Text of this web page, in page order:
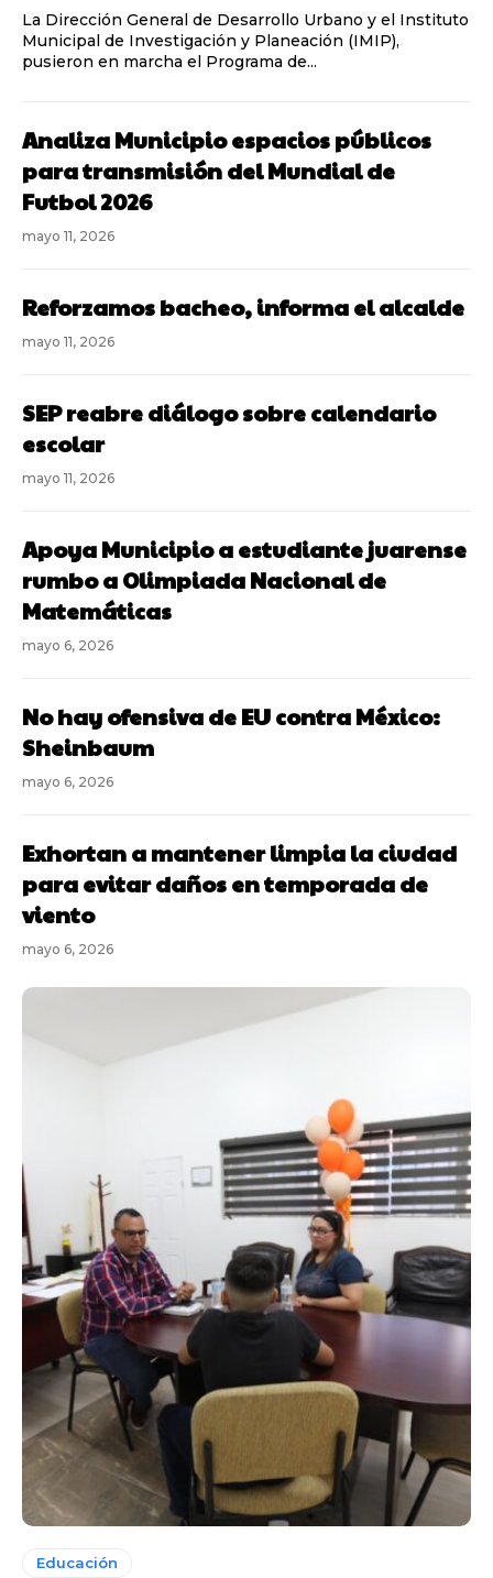
La Dirección General de Desarrollo Urbano y el Instituto
Municipal de Investigación y Planeación (IMIP),
pusieron en marcha el Programa de...
Analiza Municipio espacios públicos
para transmisión del Mundial de
Futbol 2026
mayo 11, 2026
Reforzamos bacheo, informa el alcalde
mayo 11, 2026
SEP reabre diálogo sobre calendario
escolar
mayo 11, 2026
Apoya Municipio a estudiante juarense
rumbo a Olimpiada Nacional de
Matemáticas
mayo 6, 2026
No hay ofensiva de EU contra México:
Sheinbaum
mayo 6, 2026
Exhortan a mantener limpia la ciudad
para evitar daños en temporada de
viento
mayo 6, 2026
Educación